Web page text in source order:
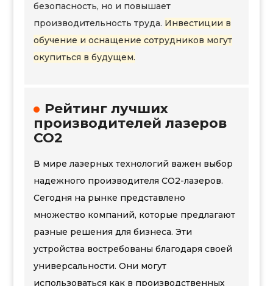
безопасность, но и повышает
производительность труда. Инвестиции в
обучение и оснащение сотрудников могут
окупиться в будущем.
Рейтинг лучших
производителей лазеров
CO2
В мире лазерных технологий важен выбор
надежного производителя CO2-лазеров.
Сегодня на рынке представлено
множество компаний, которые предлагают
разные решения для бизнеса. Эти
устройства востребованы благодаря своей
универсальности. Они могут
использоваться как в производственных